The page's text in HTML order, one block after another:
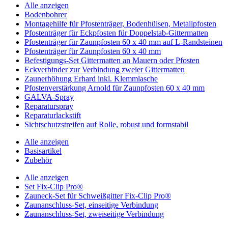
Alle anzeigen
Bodenbohrer
Montagehilfe für Pfostenträger, Bodenhülsen, Metallpfosten
Pfostenträger für Eckpfosten für Doppelstab-Gittermatten
Pfostenträger für Zaunpfosten 60 x 40 mm auf L-Randsteinen
Pfostenträger für Zaunpfosten 60 x 40 mm
Befestigungs-Set Gittermatten an Mauern oder Pfosten
Eckverbinder zur Verbindung zweier Gittermatten
Zaunerhöhung Erhard inkl. Klemmlasche
Pfostenverstärkung Arnold für Zaunpfosten 60 x 40 mm
GALVA-Spray
Reparaturspray
Reparaturlackstift
Sichtschutzstreifen auf Rolle, robust und formstabil
Alle anzeigen
Basisartikel
Zubehör
Alle anzeigen
Set Fix-Clip Pro®
Zauneck-Set für Schweißgitter Fix-Clip Pro®
Zaunanschluss-Set, einseitige Verbindung
Zaunanschluss-Set, zweiseitige Verbindung